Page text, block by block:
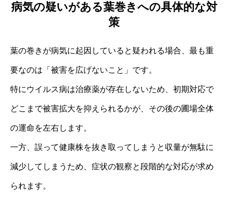
病気の疑いがある葉巻きへの具体的な対
策
葉の巻きが病気に起因していると疑われる場合、最も重
要なのは「被害を広げないこと」です。
特にウイルス病は治療薬が存在しないため、初期対応で
どこまで被害拡大を抑えられるかが、その後の圃場全体
の運命を左右します。
一方、誤って健康株を抜き取ってしまうと収量が無駄に
減少してしまうため、症状の観察と段階的な対応が求め
られます。